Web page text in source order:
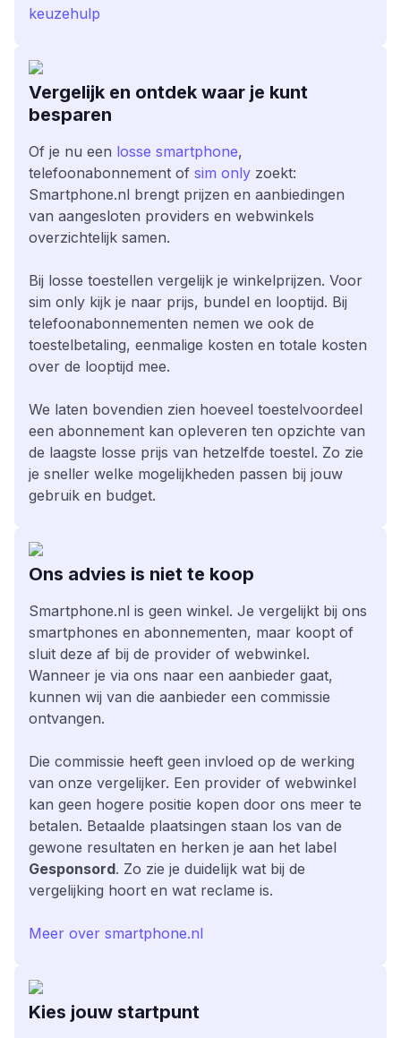
keuzehulp
Vergelijk en ontdek waar je kunt
besparen
Of je nu een losse smartphone,
telefoonabonnement of sim only zoekt:
Smartphone.nl brengt prijzen en aanbiedingen
van aangesloten providers en webwinkels
overzichtelijk samen.
Bij losse toestellen vergelijk je winkelprijzen. Voor
sim only kijk je naar prijs, bundel en looptijd. Bij
telefoonabonnementen nemen we ook de
toestelbetaling, eenmalige kosten en totale kosten
over de looptijd mee.
We laten bovendien zien hoeveel toestelvoordeel
een abonnement kan opleveren ten opzichte van
de laagste losse prijs van hetzelfde toestel. Zo zie
je sneller welke mogelijkheden passen bij jouw
gebruik en budget.
Ons advies is niet te koop
Smartphone.nl is geen winkel. Je vergelijkt bij ons
smartphones en abonnementen, maar koopt of
sluit deze af bij de provider of webwinkel.
Wanneer je via ons naar een aanbieder gaat,
kunnen wij van die aanbieder een commissie
ontvangen.
Die commissie heeft geen invloed op de werking
van onze vergelijker. Een provider of webwinkel
kan geen hogere positie kopen door ons meer te
betalen. Betaalde plaatsingen staan los van de
gewone resultaten en herken je aan het label
Gesponsord. Zo zie je duidelijk wat bij de
vergelijking hoort en wat reclame is.
Meer over smartphone.nl
Kies jouw startpunt